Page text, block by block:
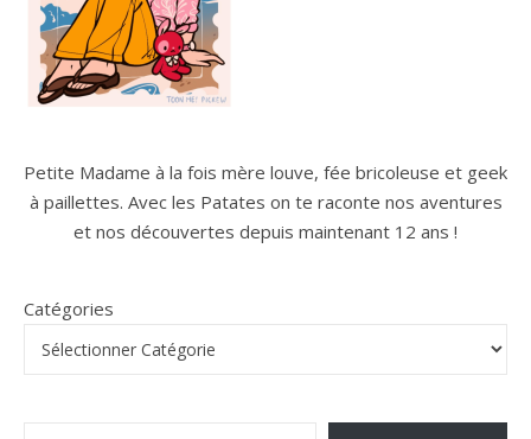
Petite Madame à la fois mère louve, fée bricoleuse et geek
à paillettes. Avec les Patates on te raconte nos aventures
et nos découvertes depuis maintenant 12 ans !
Catégories